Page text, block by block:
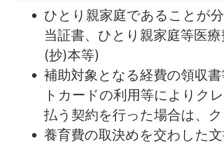
ひとり親家庭であることが
当証書、ひとり親家庭等医
(抄)本等)
補助対象となる経費の領収
トカードの利用等によりク
払う契約を行った場合は、
養育費の取決めを交わした